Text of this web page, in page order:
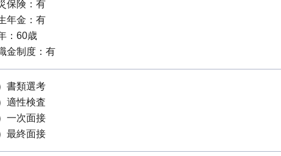
保険：有
年金：有
：60歳
金制度：有
書類選考
適性検査
一次面接
最終面接